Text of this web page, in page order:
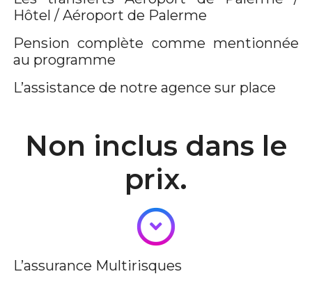
Hôtel / Aéroport de Palerme
Pension complète comme mentionnée
au programme
L’assistance de notre agence sur place
Non inclus dans le
prix.
L’assurance Multirisques